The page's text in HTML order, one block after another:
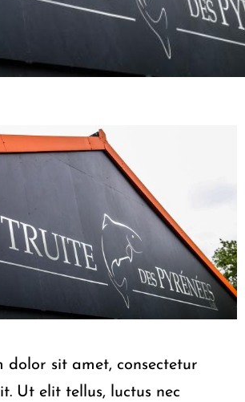
dolor sit amet, consectetur
Ut elit tellus, luctus nec